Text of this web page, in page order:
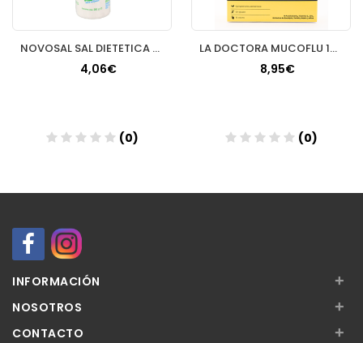
NOVOSAL SAL DIETETICA HIPOSODICA 200 G
4,06€
(0)
LA DOCTORA MUCOFLU 12 SOBRES
8,95€
(0)
INFORMACIÓN +
NOSOTROS +
CONTACTO +